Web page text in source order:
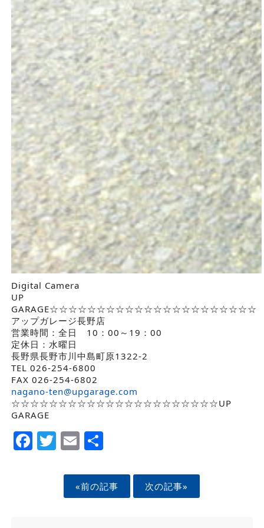
Digital Camera
UP
GARAGE☆☆☆☆☆☆☆☆☆☆☆☆☆☆☆☆☆☆☆☆☆☆
アップガレージ長野店
営業時間：全日 10：00～19：00
定休日：水曜日
長野県長野市川中島町原1322-2
TEL 026-254-6800
FAX 026-254-6802
nagano-ten@upgarage.com
☆☆☆☆☆☆☆☆☆☆☆☆☆☆☆☆☆☆☆☆☆☆UP
GARAGE
Facebook
Twitter
EmailShare
«前の記事 次の記事»